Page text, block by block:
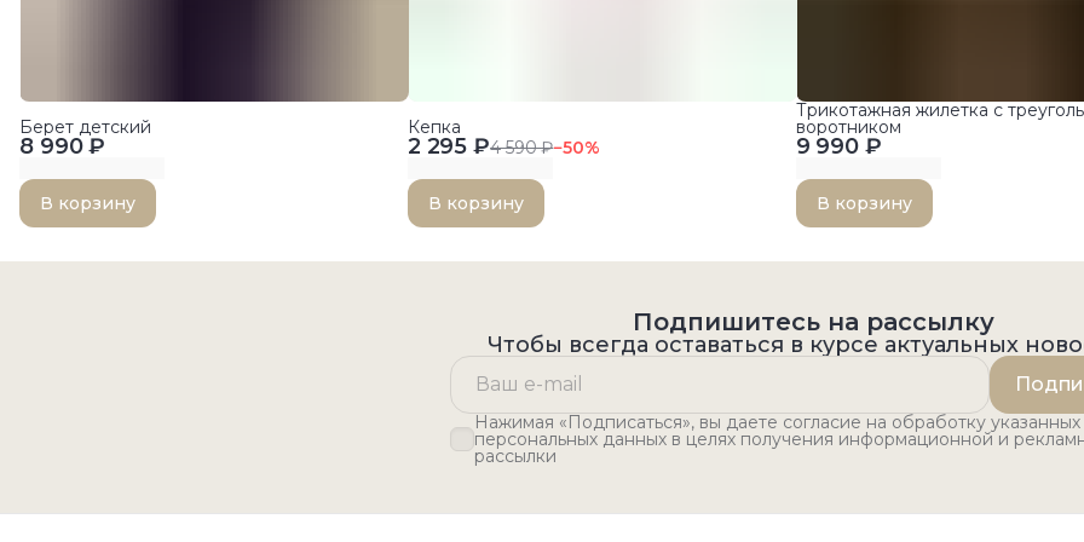
8 990 ₽
Берет детский
В корзину
2 295 ₽4 590 ₽−50%
Кепка
В корзину
9 990 ₽
Трикотажная жилетка с
воротником
В корзину
Подпишитесь на рассылку
Чтобы всегда оставаться в курсе актуальных
Нажимая «Подписаться», вы даете согласие на обработку указанных
персональных данных в целях получения информационной и
рассылки